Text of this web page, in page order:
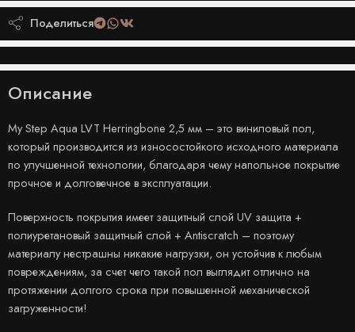
Поделиться
Описание
My Step Aqua LVT Herringbone 2,5 мм – это виниловый пол,
который производится из износостойкого исходного материала
по улучшенной технологии, благодаря чему напольное покрытие
прочное и долговечное в эксплуатации.
Поверхность покрытия имеет защитный слой UV защита +
полиуретановый защитный слой + Antiscratch – поэтому
материалу нестрашны никакие нагрузки, он устойчив к любым
повреждениям, за счет чего такой пол выглядит отлично на
протяжении долгого срока при повышенной механической
загруженности!